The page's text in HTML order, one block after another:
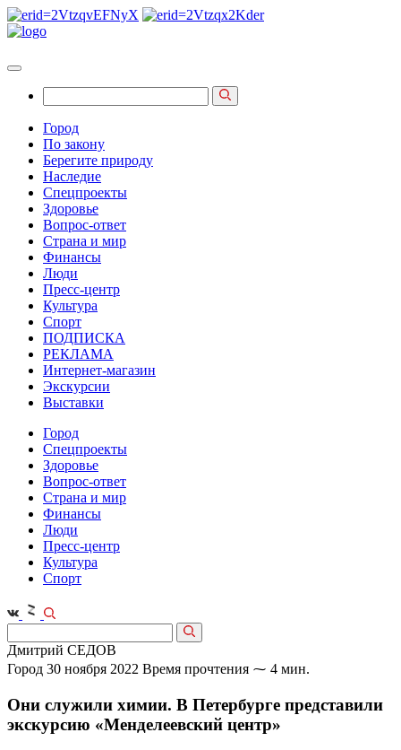
Город
По закону
Берегите природу
Наследие
Спецпроекты
Здоровье
Вопрос-ответ
Страна и мир
Финансы
Люди
Пресс-центр
Культура
Спорт
ПОДПИСКА
РЕКЛАМА
Интернет-магазин
Экскурсии
Выставки
Город
Спецпроекты
Здоровье
Вопрос-ответ
Страна и мир
Финансы
Люди
Пресс-центр
Культура
Спорт
Дмитрий СЕДОВ
Город 30 ноября 2022 Время прочтения ⁓ 4 мин.
Они служили химии. В Петербурге представили
экскурсию «Менделеевский центр»